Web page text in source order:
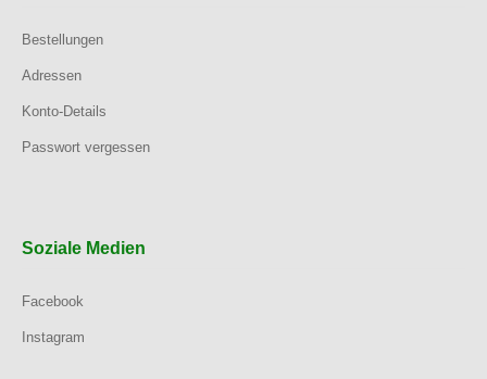
Bestellungen
Adressen
Konto-Details
Passwort vergessen
Soziale Medien
Facebook
Instagram